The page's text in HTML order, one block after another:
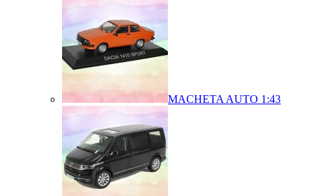
MACHETA AUTO 1:43